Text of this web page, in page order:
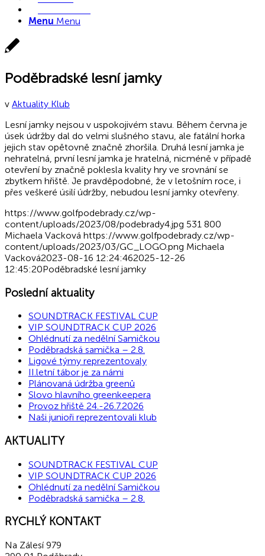
Menu Menu
Poděbradské lesní jamky
v Aktuality Klub
Lesní jamky nejsou v uspokojivém stavu. Během června je
úsek údržby dal do velmi slušného stavu, ale fatální horka
jejich stav opětovně značně zhoršila. Druhá lesní jamka je
nehratelná, první lesní jamka je hratelná, nicméně v případě
otevření by značně poklesla kvality hry ve srovnání se
zbytkem hřiště. Je pravděpodobné, že v letošním roce, i
přes veškeré úsilí údržby, nebudou lesní jamky otevřeny.
https://www.golfpodebrady.cz/wp-
content/uploads/2023/08/podebrady4.jpg 531 800
Michaela Vacková https://www.golfpodebrady.cz/wp-
content/uploads/2023/03/GC_LOGO.png Michaela
Vacková2023-08-16 12:24:462025-12-26
12:45:20Poděbradské lesní jamky
Poslední aktuality
SOUNDTRACK FESTIVAL CUP
VIP SOUNDTRACK CUP 2026
Ohlédnutí za nedělní Samičkou
Poděbradská samička – 2.8.
Ligové týmy reprezentovaly
II.letní tábor je za námi
Plánovaná údržba greenů
Slovo hlavního greenkeepera
Provoz hřiště 24.-26.7.2026
Naši junioři reprezentovali klub
AKTUALITY
SOUNDTRACK FESTIVAL CUP
VIP SOUNDTRACK CUP 2026
Ohlédnutí za nedělní Samičkou
Poděbradská samička – 2.8.
RYCHLÝ KONTAKT
Na Zálesí 979